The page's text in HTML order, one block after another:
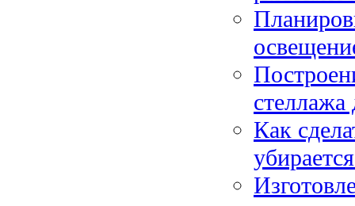
стеллажа
Как